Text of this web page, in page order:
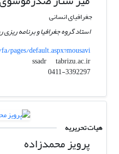
جغرافیای انسانی
استاد گروه جغرافیا و برنامه
pages/default.aspx?mousavi
ssadr
tabrizu.ac.ir
0411-3392297
هیات تحریریه
پرویز محمدزاده